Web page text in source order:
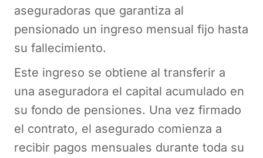
aseguradoras que garantiza al
pensionado un ingreso mensual fijo hasta
su fallecimiento.
Este ingreso se obtiene al transferir a
una aseguradora el capital acumulado en
su fondo de pensiones. Una vez firmado
el contrato, el asegurado comienza a
recibir pagos mensuales durante toda su